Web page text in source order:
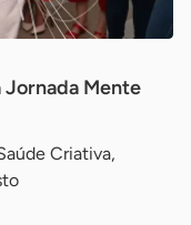
Jornada Mente
Criativa,